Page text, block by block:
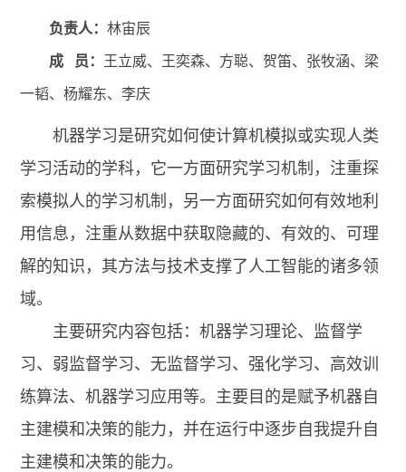
负责人：林宙辰
成 员： 王立威、王奕森、方聪、贺笛、张牧涵、梁
一韬、杨耀东、李庆
机器学习是研究如何使计算机模拟或实现人类
学习活动的学科，它一方面研究学习机制，注重探
索模拟人的学习机制，另一方面研究如何有效地利
用信息，注重从数据中获取隐藏的、有效的、可理
解的知识，其方法与技术支撑了人工智能的诸多领
域。
主要研究内容包括：机器学习理论、监督学
习、弱监督学习、无监督学习、强化学习、高效训
练算法、机器学习应用等。主要目的是赋予机器自
主建模和决策的能力，并在运行中逐步自我提升自
主建模和决策的能力。